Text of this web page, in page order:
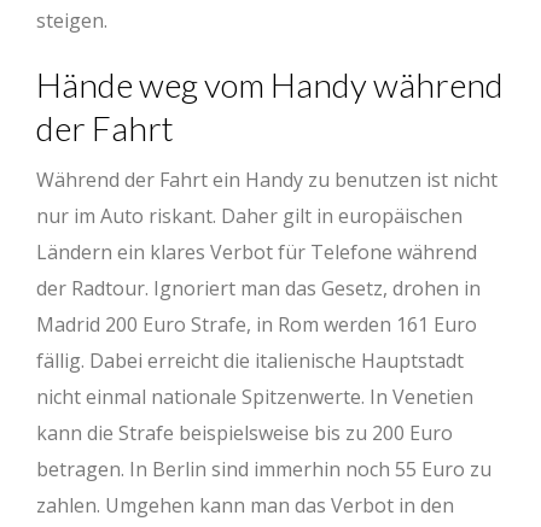
steigen.
Hände weg vom Handy während
der Fahrt
Während der Fahrt ein Handy zu benutzen ist nicht
nur im Auto riskant. Daher gilt in europäischen
Ländern ein klares Verbot für Telefone während
der Radtour. Ignoriert man das Gesetz, drohen in
Madrid 200 Euro Strafe, in Rom werden 161 Euro
fällig. Dabei erreicht die italienische Hauptstadt
nicht einmal nationale Spitzenwerte. In Venetien
kann die Strafe beispielsweise bis zu 200 Euro
betragen. In Berlin sind immerhin noch 55 Euro zu
zahlen. Umgehen kann man das Verbot in den